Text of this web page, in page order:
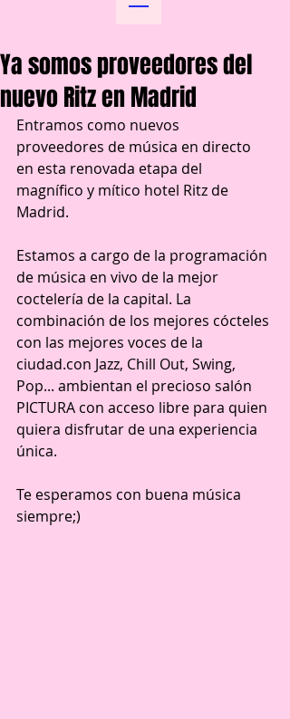
Ya somos proveedores del
nuevo Ritz en Madrid
Entramos como nuevos
proveedores de música en directo
en esta renovada etapa del
magnífico y mítico hotel Ritz de
Madrid.
Estamos a cargo de la programación
de música en vivo de la mejor
coctelería de la capital. La
combinación de los mejores cócteles
con las mejores voces de la
ciudad.con Jazz, Chill Out, Swing,
Pop... ambientan el precioso salón
PICTURA con acceso libre para quien
quiera disfrutar de una experiencia
única.
Te esperamos con buena música
siempre;)